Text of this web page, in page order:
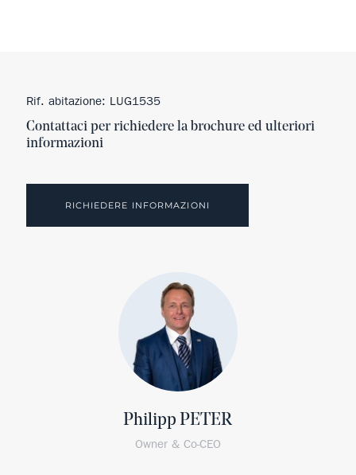
Rif. abitazione: LUG1535
Contattaci per richiedere la brochure ed ulteriori
informazioni
RICHIEDERE INFORMAZIONI
Philipp PETER
Owner & Co-CEO